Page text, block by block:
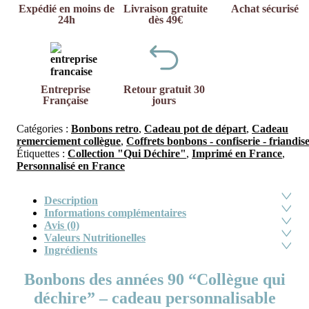
Expédié en moins de
24h
Livraison gratuite
dès 49€
Achat sécurisé
Entreprise
Française
Retour gratuit 30
jours
Catégories : Bonbons retro, Cadeau pot de départ, Cadeau
remerciement collègue, Coffrets bonbons - confiserie -
Étiquettes : Collection "Qui Déchire", Imprimé en France,
Personnalisé en France
Description
Informations complémentaires
Avis (0)
Valeurs Nutritionelles
Ingrédients
Bonbons des années 90 “Collègue qui
déchire” – cadeau personnalisable